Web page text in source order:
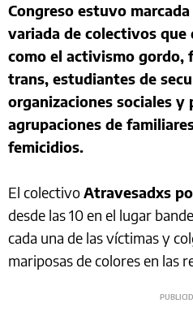
Congreso estuvo
variada de colectivos
como el activismo gordo,
trans, estudiantes de
organizaciones sociales y
agrupaciones de
femicidios.
El colectivoAtravesadxs
desde las 10 en el lugar
cada una de las víctimas y
mariposas de colores en las